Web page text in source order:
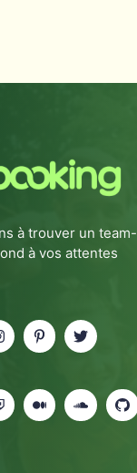
à trouver un team-
à vos attentes